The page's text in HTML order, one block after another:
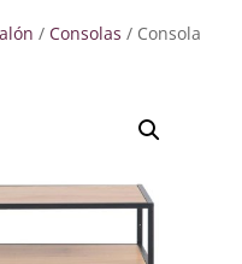
/ Consolas / Consola